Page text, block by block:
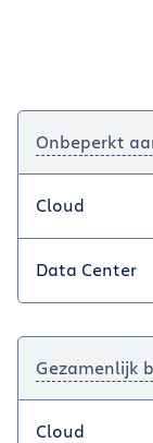
Onbeperkt
Cloud
Data Center
Gezamenlijk
Cloud